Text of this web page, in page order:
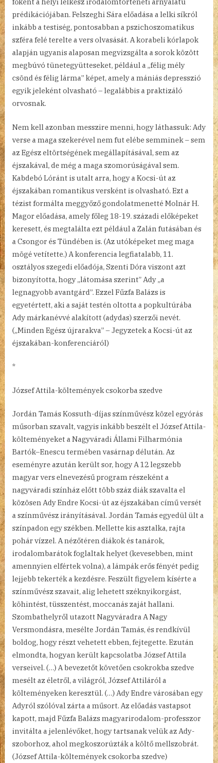
prédikációjában. Felszeghi Sára előadása a lelki síkról
inkább a testiség, pontosabban a pszichoszomatikus
szféra felé terelte a vers olvasását. A korabeli kórlapok
alapján ugyanis alaposan megvizsgálta a sorok között
megbúvó tünetegyütteseket, például a „félig mély
csönd és félig lárma” képet, amely a mániás depresszió
egyik jeleként olvasható – legalábbis a praktizáló
orvosnak.
Nem kell azonban messzire menni, hogy láthassuk: Ady
verse a maga szekerével nem fut elébe semminek – sem
az Egész eltörtségének megállapításával, sem az
éjszakával, de még a maga szomorúságával sem.
Kabdebó Lóránt is utalt arra, hogy a Kocsi-út az
éjszakában romantikus versként is olvasható. Ezt a
tézist formálta meggyőző gondolatmenetté Molnár H.
Magor előadása, amely főleg 18-19. századi előképeket
keresett, és megtalálta ezt például a Zalán futásában és
a Csongor és Tündében is. (Az utóképeket meg maga
mögé vetítette.) A konferencia legfiatalabb, 11.
osztályos szegedi előadója, Szenti Dóra viszont azt
bizonyította, hogy „látomása szerint” Ady „a
legnagyobb avantgárd”. Ezzel Fűzfa Balázs is
egyetértett, aki a saját testén oltotta a popkultúrába
Ady márkanévvé alakított (adydas) szerzői nevét.
(„Minden Egész újrarakva” – Jegyzetek a Kocsi-út az
éjszakában-konferenciáról)
*
József Attila-költemények csokorba szedve
Jordán Tamás Kossuth-díjas színművész közel egyórás
műsorban szavalt, vagyis inkább beszélt el József Attila-
költeményeket a Nagyváradi Állami Filharmónia
Bartók–Enescu termében vasárnap délután. Az
eseményre azután került sor, hogy A 12 legszebb
magyar vers elnevezésű program részeként a
nagyváradi színház előtt több száz diák szavalta el
közösen Ady Endre Kocsi-út az éjszakában című versét
a színművész irányításával. Jordán Tamás egyedül ült a
színpadon egy székben. Mellette kis asztalka, rajta
pohár vízzel. A nézőtéren diákok és tanárok,
irodalombarátok foglaltak helyet (kevesebben, mint
amennyien elfértek volna), a lámpák erős fényét pedig
lejjebb tekerték a kezdésre. Feszült figyelem kísérte a
színművész szavait, alig lehetett széknyikorgást,
köhintést, tüsszentést, moccanás zaját hallani.
Szombathelyről utazott Nagyváradra A Nagy
Versmondásra, mesélte Jordán Tamás, és rendkívül
boldog, hogy részt vehetett ebben, fejtegette. Ezután
elmondta, hogyan került kapcsolatba József Attila
verseivel. (…) A bevezetőt követően csokrokba szedve
mesélt az életről, a világról, József Attiláról a
költeményeken keresztül. (…) Ady Endre városában egy
Adyról szólóval zárta a műsort. Az előadás vastapsot
kapott, majd Fűzfa Balázs magyarirodalom-professzor
invitálta a jelenlévőket, hogy tartsanak velük az Ady-
szoborhoz, ahol megkoszorúzták a költő mellszobrát.
(József Attila-költemények csokorba szedve)